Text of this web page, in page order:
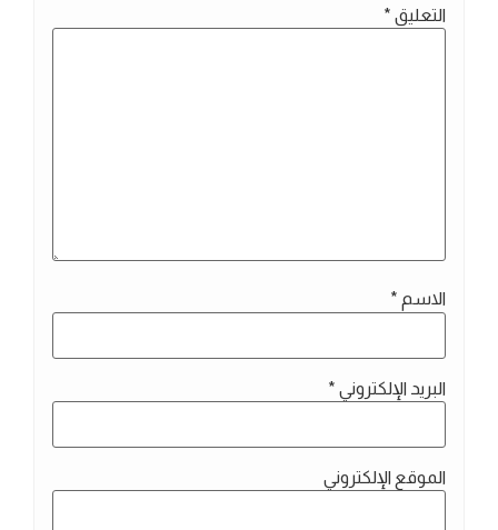
التعليق *
الاسم *
البريد الإلكتروني *
الموقع الإلكتروني